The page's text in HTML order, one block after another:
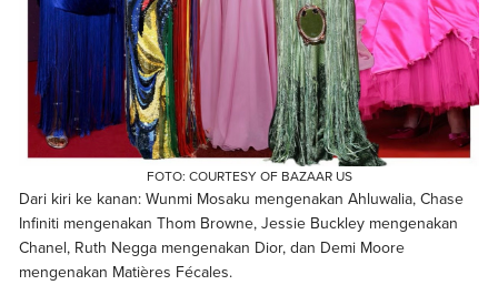
FOTO: COURTESY OF BAZAAR US
Dari kiri ke kanan: Wunmi Mosaku mengenakan Ahluwalia, Chase
Infiniti mengenakan Thom Browne, Jessie Buckley mengenakan
Chanel, Ruth Negga mengenakan Dior, dan Demi Moore
mengenakan Matières Fécales.